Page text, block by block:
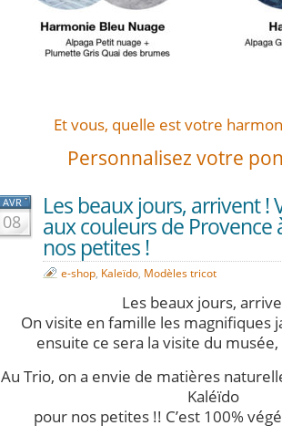
Et vous, quelle est votre
Personnalisez votre
AVR
08
Les beaux jours, arrivent !
aux couleurs de
nos petites !
e-shop, Kaleïdo, Modèles tricot
Les beaux jours,
On visite en famille les magnifiques
ensuite ce sera la visite du
Au Trio, on a envie de matières
Kaléïdo
pour nos petites !! C’est 100%